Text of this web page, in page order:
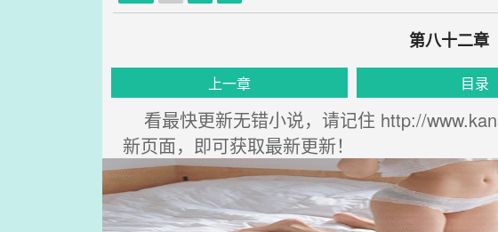
第八十二章
上一章 目录
看最快更新无错小说，请记住 http://
新页面，即可获取最新更新！